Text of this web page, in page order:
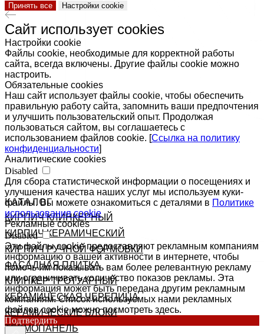
КАТАЛОГ
КИРПИЧ КЛИНКЕРНЫЙ
КИРПИЧ КЕРАМИЧЕСКИЙ
КИРПИЧ РУЧНОЙ ФОРМОВКИ
ФАСАДНАЯ ПЛИТКА
КЛИНКЕР ТРОТУАРНЫЙ
КЕРАМИЧЕСКАЯ ЧЕРЕПИЦА
КЕРАМИЧЕСКИЕ БЛОКИ
ТЕРМОПАНЕЛЬ
Принять все Настройки cookie
Сайт использует cookies
Настройки cookie
Файлы cookie, необходимые для корректной работы
сайта, всегда включены. Другие файлы cookie можно
настроить.
Обязательные cookies
Наш сайт использует файлы cookie, чтобы обеспечить
правильную работу сайта, запомнить ваши предпочтения
и улучшить пользовательский опыт. Продолжая
пользоваться сайтом, вы соглашаетесь с
использованием файлов cookie. [Ссылка на политику
конфиденциальности]
Аналитические cookies
Disabled
Для сбора статистической информации о посещениях и
улучшения качества наших услуг мы используем куки-
файлы. Вы можете ознакомиться с деталями в Политике
использования cookie
Рекламные cookies
Disabled
Эти файлы cookie предоставляют рекламным компаниям
информацию о вашей активности в интернете, чтобы
помочь им показывать вам более релевантную рекламу
или ограничивать количество показов рекламы. Эта
информация может быть передана другим рекламным
компаниям. Список используемых нами рекламных
файлов cookie можно посмотреть здесь.
Подтвердить